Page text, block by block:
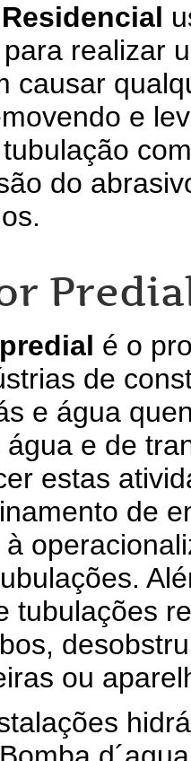
realizar
causar
e
do
é o
de
e água
e de
estas
de
tubulações
ou